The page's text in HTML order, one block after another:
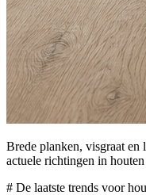
Brede planken, visgraat en
actuele richtingen in
# De laatste trends voor